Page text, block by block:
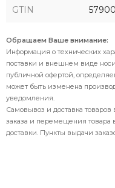
GTIN
Обращаем Ваше внимание:
Информация о технических
поставки и внешнем виде
публичной офертой,
может быть изменена
уведомления.
Самовывоз и доставка
заказа и перемещения товара
доставки. Пункты выдачи